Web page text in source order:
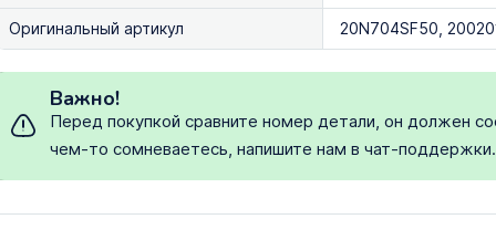
Оригинальный артикул
20N704SF50,
Важно!
Перед покупкой сравните номер детали, он должен
чем-то сомневаетесь, напишите нам в чат-